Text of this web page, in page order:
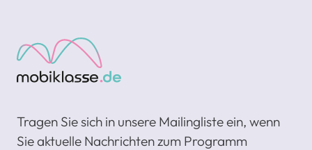
Tragen Sie sich in unsere Mailingliste ein, wenn
Sie aktuelle Nachrichten zum Programm